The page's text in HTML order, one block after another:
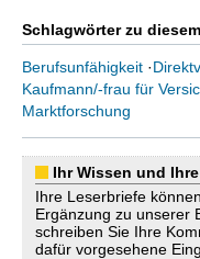
Schlagwörter zu
Berufsunfähigkeit ·
Kaufmann/-frau für
Marktforschung
Ihr Wissen und
Ihre Leserbriefe
Ergänzung zu unserer
schreiben Sie Ihre
dafür vorgesehene